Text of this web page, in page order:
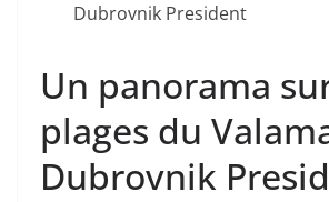
Dubrovnik President
Un panorama
plages du
Dubrovnik